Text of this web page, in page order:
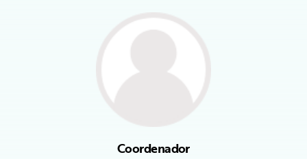
Coordenador